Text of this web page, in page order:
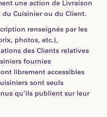
une action de Livraison
du Cuisinier ou du Client.
renseignés par les
photos, etc.),
des Clients relatives
fournies
librement accessibles
sont seuls
qu’ils publient sur leur